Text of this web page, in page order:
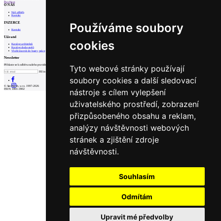
Používáme soubory
cookies
Tyto webové stránky používají
soubory cookies a další sledovací
nástroje s cílem vylepšení
uživatelského prostředí, zobrazení
přizpůsobeného obsahu a reklam,
analýzy návštěvnosti webových
stránek a zjištění zdroje
návštěvnosti.
Souhlasím
Odmítám
Upravit mé předvolby
PrevNext
O NÁS
Náš příběh
Kontakt
INZERCE
Kontakt
Uživatel
Katalog architektů
Katalog dodavatelů
Vložit inzerát do burzy práce
Newsletter
Přihlaste se k odběru našeho pravidelného týdenního newsletteru:
Fill in „nospam“
© Archiweb, s.r.o. 1997-2026
ISSN: 1801-3902